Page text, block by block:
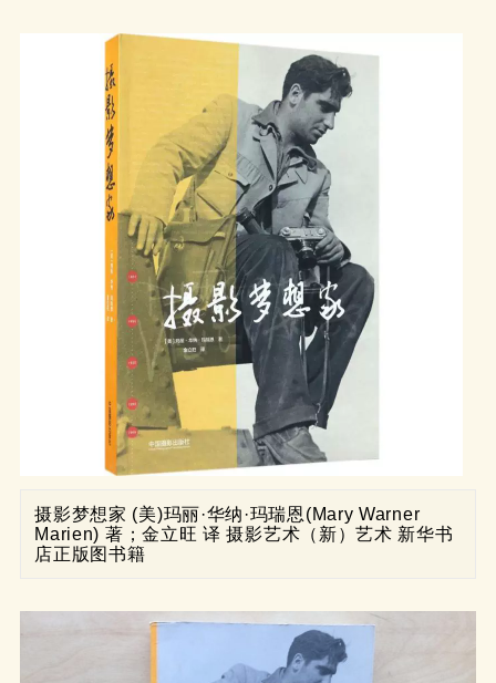
摄影梦想家 (美)玛丽·华纳·玛瑞恩(Mary Warner
Marien) 著；金立旺 译 摄影艺术（新）艺术 新华书
店正版图书籍